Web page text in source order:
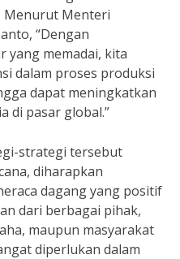
Menurut Menteri
“Dengan
memadai, kita
dalam proses produksi
dapat meningkatkan
di pasar global.”
strategi tersebut
diharapkan
dagang yang positif
dari berbagai pihak,
maupun masyarakat
diperlukan dalam